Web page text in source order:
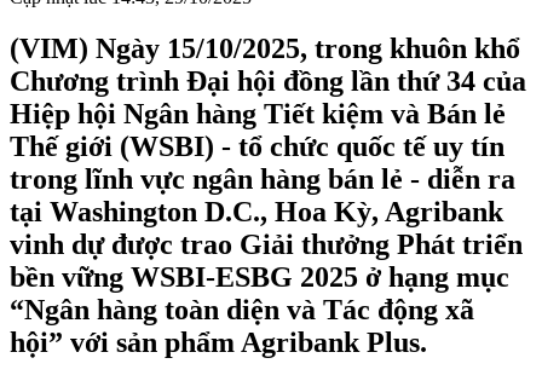
(VIM) Ngày 15/10/2025, trong khuôn khổ
Chương trình Đại hội đồng lần thứ 34 của
Hiệp hội Ngân hàng Tiết kiệm và Bán lẻ
Thế giới (WSBI) - tổ chức quốc tế uy tín
trong lĩnh vực ngân hàng bán lẻ - diễn ra
tại Washington D.C., Hoa Kỳ, Agribank
vinh dự được trao Giải thưởng Phát triển
bền vững WSBI-ESBG 2025 ở hạng mục
“Ngân hàng toàn diện và Tác động xã
hội” với sản phẩm Agribank Plus.